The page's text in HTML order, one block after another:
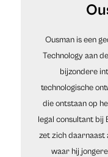
Ousman is een
Technology aan
bijzondere
technologische
die ontstaan op
legal consultant bij
zet zich daarnaast
waar hij